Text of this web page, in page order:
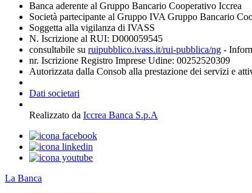
Banca aderente al Gruppo Bancario Cooperativo Iccrea
Società partecipante al Gruppo IVA Gruppo Bancario
Soggetta alla vigilanza di IVASS
N. Iscrizione al RUI: D000059545
consultabile su ruipubblico.ivass.it/rui-pubblica/ng -
nr. Iscrizione Registro Imprese Udine: 00252520309
Autorizzata dalla Consob alla prestazione dei servizi e
Dati societari
Realizzato da Iccrea Banca S.p.A
La Banca